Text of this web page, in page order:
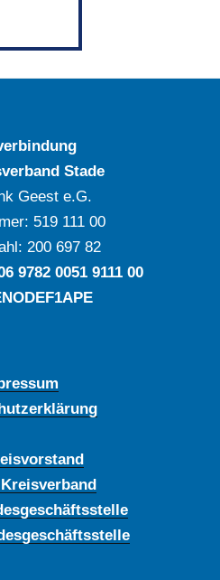
Stade
Geest e.G.
‍519 111 00
‍200 697 82
‍9782 ‍0051 ‍9111 ‍00